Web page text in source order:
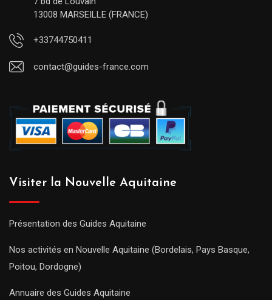
13008 MARSEILLE (FRANCE)
+33744750411
contact@guides-france.com
Visiter la Nouvelle Aquitaine
Présentation des Guides Aquitaine
Nos activités en Nouvelle Aquitaine (Bordelais, Pays Basque,
Poitou, Dordogne)
Annuaire des Guides Aquitaine